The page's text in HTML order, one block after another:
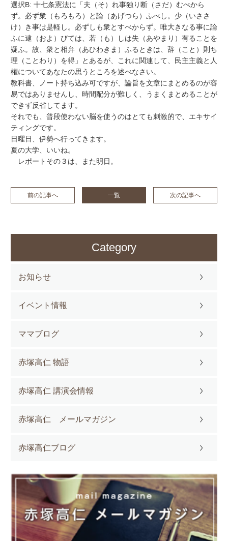
選択B: 十七条憲法に「夫（そ）れ事独り断（さだ）むべから
ず。必ず衆（もろもろ）と論（あげつら）ふべし。少（いささ
け）き事は是軽し。必ずしも衆とすべからず。唯大きなる事に論
ふに逮（およ）びては、若（も）しは失（あやまり）有ることを
疑ふ。故、衆と相弁（あひわきま）ふるときは、辞（こと）則ち
理（ことわり）を得」とあるが、これに関連して、民主主義と人
権についてあなたの思うところを述べなさい。
教科書、ノート持ち込み可ですが、論旨を文章にまとめるのが容
易ではありませんし、時間配分が難しく、うまくまとめることが
できず反省してます。
それでも、普段使わない脳を使うのはとても刺激的で、エキサイ
ティングです。
日曜日、伊勢へ行ってきます。
夏の大学、いいね。
レポートその３は、また明日。
前の記事へ 一覧 次の記事へ
Category
お知らせ
イベント情報
ママブログ
赤塚高仁 物語
赤塚高仁 講演会情報
赤塚高仁 メールマガジン
赤塚高仁ブログ